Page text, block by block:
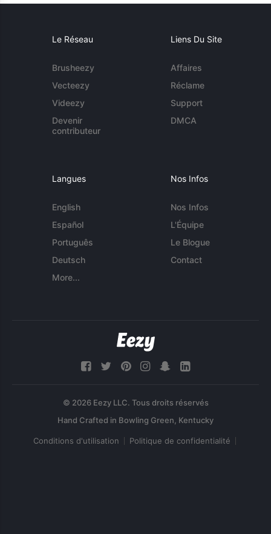
Le Réseau
Brusheezy
Vecteezy
Videezy
Devenir
contributeur
Liens Du Site
Affaires
Réclame
Support
DMCA
Langues
English
Español
Português
Deutsch
More...
Nos Infos
Nos Infos
L'Équipe
Le Blogue
Contact
© 2026 Eezy LLC. Tous droits réservés
Conditions d'utilisation Politique de confidentialité